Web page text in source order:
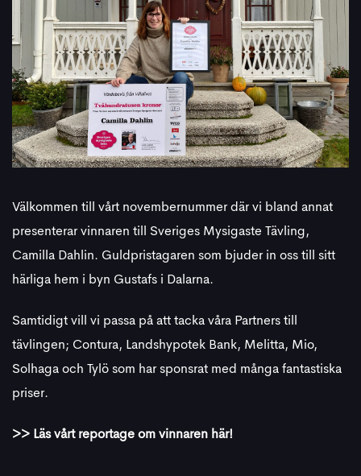
Välkommen till vårt novembernummer där vi bland annat
presenterar vinnaren till Sveriges Mysigaste Tävling,
Camilla Dahlin. Guldpristagaren som bjuder in oss till sitt
härliga hem i byn Gustafs i Dalarna.
Samtidigt vill vi passa på att tacka våra Partners till
tävlingen; Contura, Landshypotek Bank, Melitta, Mio,
Solhaga och Tylö som har sponsrat med många fantastiska
priser.
>> Läs vårt reportage om vinnaren här!